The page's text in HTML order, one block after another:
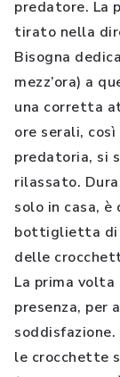
predatore. La
tirato nella
Bisogna
mezz’ora) a
una corretta
ore serali,
predatoria, si
rilassato.
solo in casa,
bottiglietta di
delle
La prima
presenza, per
le crocchette